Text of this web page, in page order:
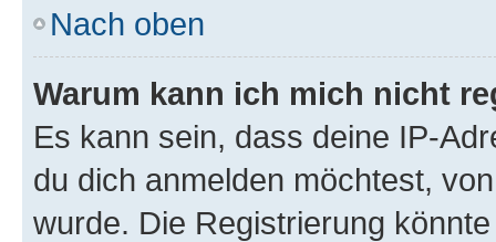
Nach oben
Warum kann ich mich nicht
Es kann sein, dass deine IP-
du dich anmelden möchtest,
wurde. Die Registrierung